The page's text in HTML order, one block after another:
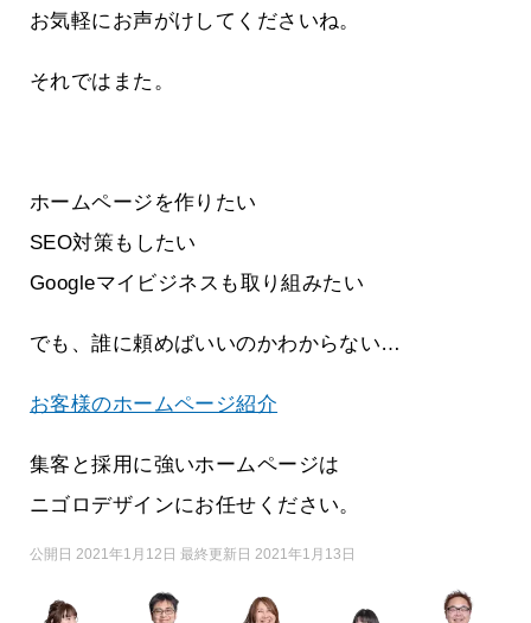
お気軽にお声がけしてくださいね。
それではまた。
ホームページを作りたい
SEO対策もしたい
Googleマイビジネスも取り組みたい
でも、誰に頼めばいいのかわからない…
お客様のホームページ紹介
集客と採用に強いホームページは
ニゴロデザインにお任せください。
公開日 2021年1月12日 最終更新日 2021年1月13日